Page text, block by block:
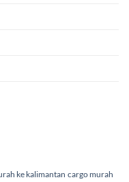
ke kalimantan cargo murah